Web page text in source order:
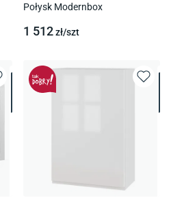
Połysk Modernbox
1 512zł/szt